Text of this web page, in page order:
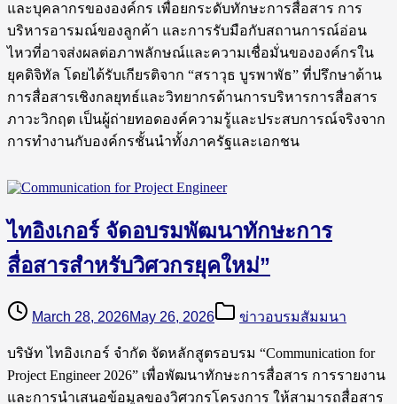
และบุคลากรขององค์กร เพื่อยกระดับทักษะการสื่อสาร การ
บริหารอารมณ์ของลูกค้า และการรับมือกับสถานการณ์อ่อน
ไหวที่อาจส่งผลต่อภาพลักษณ์และความเชื่อมั่นขององค์กรใน
ยุคดิจิทัล โดยได้รับเกียรติจาก “สราวุธ บูรพาพัธ” ที่ปรึกษาด้าน
การสื่อสารเชิงกลยุทธ์และวิทยากรด้านการบริหารการสื่อสาร
ภาวะวิกฤต เป็นผู้ถ่ายทอดองค์ความรู้และประสบการณ์จริงจาก
การทำงานกับองค์กรชั้นนำทั้งภาครัฐและเอกชน
ไทอิงเกอร์ จัดอบรมพัฒนาทักษะการ
สื่อสารสำหรับวิศวกรยุคใหม่”
March 28, 2026May 26, 2026 ข่าวอบรมสัมมนา
บริษัท ไทอิงเกอร์ จำกัด จัดหลักสูตรอบรม “Communication for
Project Engineer 2026” เพื่อพัฒนาทักษะการสื่อสาร การรายงาน
และการนำเสนอข้อมูลของวิศวกรโครงการ ให้สามารถสื่อสาร